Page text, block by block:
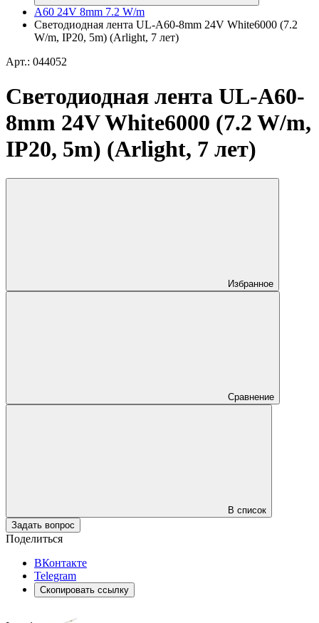
A60 24V 8mm 7.2 W/m
Светодиодная лента UL-A60-8mm 24V White6000 (7.2
W/m, IP20, 5m) (Arlight, 7 лет)
Арт.: 044052
Светодиодная лента UL-A60-
8mm 24V White6000 (7.2 W/m,
IP20, 5m) (Arlight, 7 лет)
Избранное
Сравнение
В список
Задать вопрос
Поделиться
ВКонтакте
Telegram
Скопировать ссылку